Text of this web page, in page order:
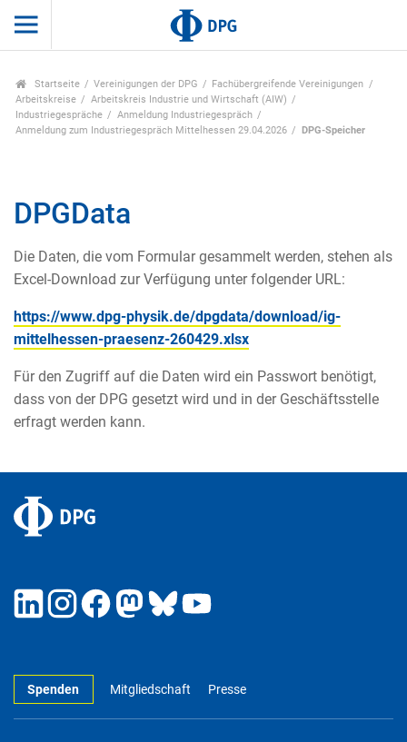
Startseite Vereinigungen der DPG
Fachübergreifende Vereinigungen
Arbeitskreise
Arbeitskreis Industrie und Wirtschaft (AIW)
Industriegespräche
Anmeldung Industriegespräch
Anmeldung zum Industriegespräch Mittelhessen 29.04.2026
DPG-Speicher
DPGData
Die Daten, die vom Formular gesammelt werden, stehen als
Excel-Download zur Verfügung unter folgender URL:
https://www.dpg-physik.de/dpgdata/download/ig-
mittelhessen-praesenz-260429.xlsx
Für den Zugriff auf die Daten wird ein Passwort benötigt,
dass von der DPG gesetzt wird und in der Geschäftsstelle
erfragt werden kann.
Spenden Mitgliedschaft Presse